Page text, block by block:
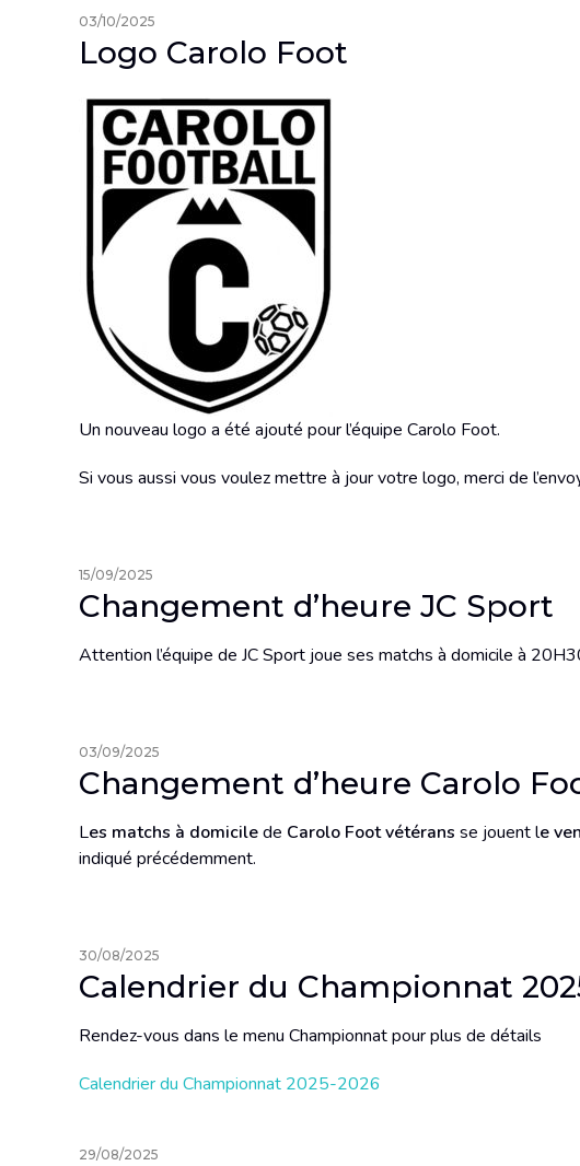
03/10/2025
Logo Carolo Foot
Un nouveau logo a été ajouté pour l’équipe Carolo Foot.
Si vous aussi vous voulez mettre à jour votre logo, merci de
15/09/2025
Changement d’heure JC Sport
Attention l’équipe de JC Sport joue ses matchs à domicile à
03/09/2025
Changement d’heure Carolo
Les matchs à domicilede Carolo Foot vétérans se jouent le
indiqué précédemment.
30/08/2025
Calendrier du Championnat
Rendez-vous dans le menu Championnat pour plus de détails
Calendrier du Championnat 2025-2026
29/08/2025